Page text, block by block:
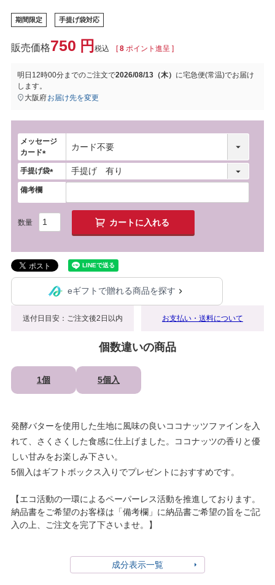
期間限定 手提げ袋対応
750 税込 [ 8 ポイント進呈 ]
明日 12時00分までのご注文で2026/08/13（木） に宅急便(常温)でお届け
します。
大阪府お届け先を変更
メッセージ
カード
(
必
須
手提げ袋
(
備考欄
カートに入れる
eギフトで贈れる商品を探す
送付日目安：ご注文後2日以内 お支払い・送料について
個数違いの商品
1個 5個入
発酵バターを使用した生地に風味の良いココナッツファインを入
れて、さくさくした食感に仕上げました。ココナッツの香りと優
しい甘みをお楽しみ下さい。
5個入はギフトボックス入りでプレゼントにおすすめです。
【エコ活動の一環によるペーパーレス活動を推進しております。
納品書をご希望のお客様は「備考欄」に納品書ご希望の旨をご記
入の上、ご注文を完了下さいませ。】
成分表示一覧